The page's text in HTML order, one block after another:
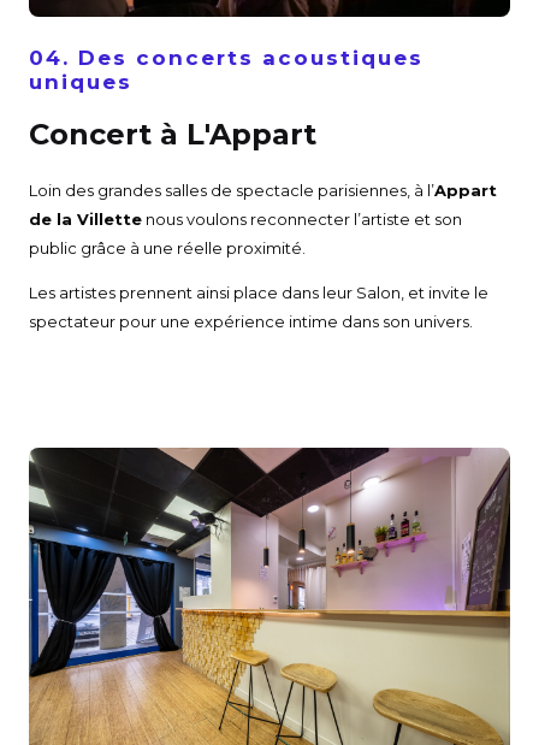
04. Des concerts acoustiques
uniques
Concert à L'Appart
Loin des grandes salles de spectacle parisiennes, à l’Appart
de la Villette nous voulons reconnecter l’artiste et son
public grâce à une réelle proximité.
Les artistes prennent ainsi place dans leur Salon, et invite le
spectateur pour une expérience intime dans son univers.